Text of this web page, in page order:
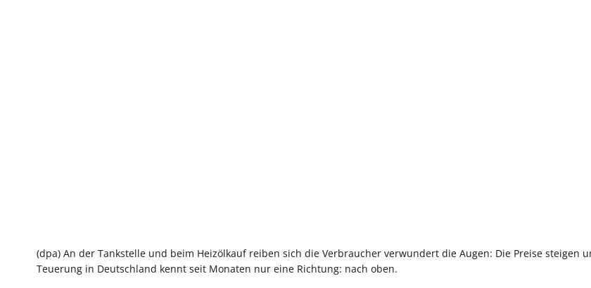
(dpa) An der Tankstelle und beim Heizölkauf reiben sich die Verbraucher verwundert die Augen: Die Preise steigen
Teuerung in Deutschland kennt seit Monaten nur eine Richtung: nach oben.